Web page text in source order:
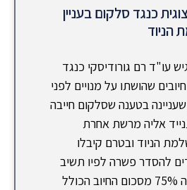
כנגד סלקום בעניין
הניוד
עו"ד רם גורודיסקי כנגד
שהושתו על מנויים לפני
בטענה שסלקום חייבה
אליה מרשת אחרת
הניוד ובטרם קיבלו
להסדר פשרה לפיו תשיב
סלקום לחברי הקבוצה 75% מסכום החיוב הכולל